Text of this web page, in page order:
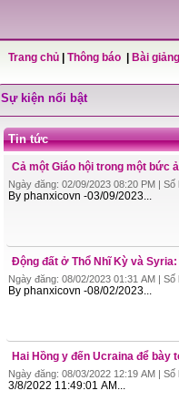
Trang chủ Thông báo Bài
Sự kiện nổi bật
Tin tức
Cả một Giáo hội trong một bức
Ngày đăng: 02/09/2023 08:20 PM | Số
By phanxicovn -03/09/2023...
Động đất ở Thổ Nhĩ Kỳ và
Ngày đăng: 08/02/2023 01:31 AM | Số
By phanxicovn -08/02/2023...
Hai Hồng y đến Ucraina để
Ngày đăng: 08/03/2022 12:19 AM | Số
3/8/2022 11:49:01 AM...